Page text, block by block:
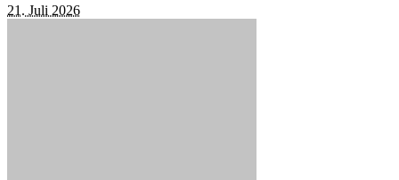
21. Juli 2026